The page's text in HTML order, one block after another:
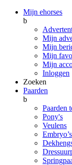
Mijn ehorses
b
Mijn
Mijn
Mijn
Mijn
Inloggen
Zoeken
Paarden
b
Paarden
Pony's
Veulens
Embryo’s